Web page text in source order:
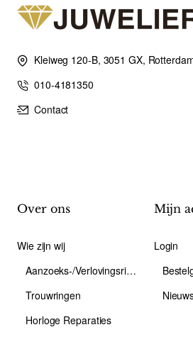
Kleiweg 120-B, 3051 GX,
010-4181350
Contact
Over ons
Wie zijn wij
Aanzoeks-/Verlovingsring
Trouwringen
Horloge Reparaties
Mijn
Login